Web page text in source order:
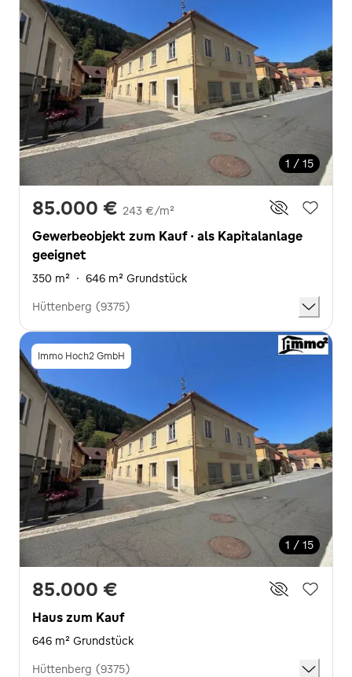
1 / 15
85.000 € 243 €/m²
Gewerbeobjekt zum Kauf · als Kapitalanlage
geeignet
350 m² · 646 m² Grundstück
Hüttenberg (9375)
Immo Hoch2 GmbH
1 / 15
85.000 €
Haus zum Kauf
646 m² Grundstück
Hüttenberg (9375)